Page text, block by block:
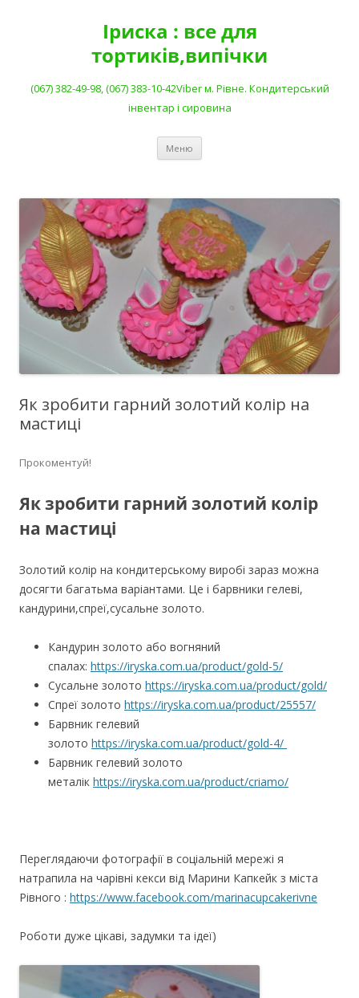
Іриска : все для
тортиків,випічки
(067) 382-49-98, (067) 383-10-42Viber м. Рівне. Кондитерський
інвентар і сировина
Меню
Як зробити гарний золотий колір на
мастиці
Прокоментуй!
Як зробити гарний золотий колір
на мастиці
Золотий колір на кондитерському виробі зараз можна
досягти багатьма варіантами. Це і барвники гелеві,
кандурини,спреї,сусальне золото.
Кандурин золото або вогняний
спалах: https://iryska.com.ua/product/gold-5/
Сусальне золото https://iryska.com.ua/product/gold/
Спреї золото https://iryska.com.ua/product/25557/
Барвник гелевий
золото https://iryska.com.ua/product/gold-4/
Барвник гелевий золото
металік https://iryska.com.ua/product/criamo/
Переглядаючи фотографії в соціальній мережі я
натрапила на чарівні кекси від Марини Капкейк з міста
Рівного : https://www.facebook.com/marinacupcakerivne
Роботи дуже цікаві, задумки та ідеї)